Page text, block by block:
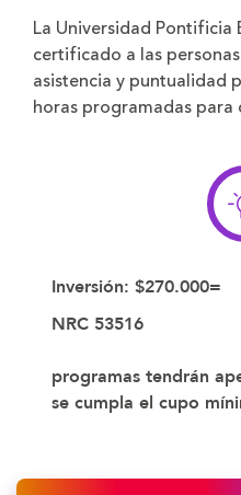
La Universidad
certificado a las
asistencia y puntualidad
horas programadas para
Inversión: $270.000=
NRC
programas tendrán
se cumpla el cupo